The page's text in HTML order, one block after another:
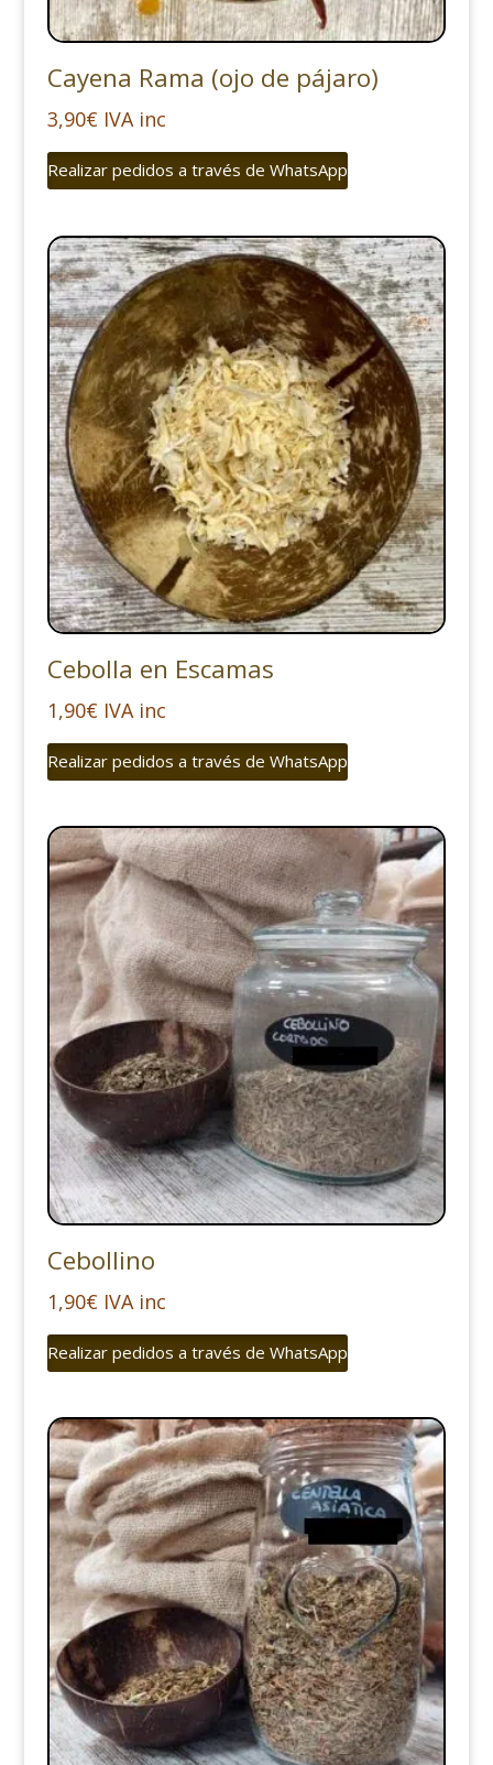
Cayena Rama (ojo de pájaro)
3,90€ IVA inc
Realizar pedidos a través de WhatsApp
Cebolla en Escamas
1,90€ IVA inc
Realizar pedidos a través de WhatsApp
Cebollino
1,90€ IVA inc
Realizar pedidos a través de WhatsApp